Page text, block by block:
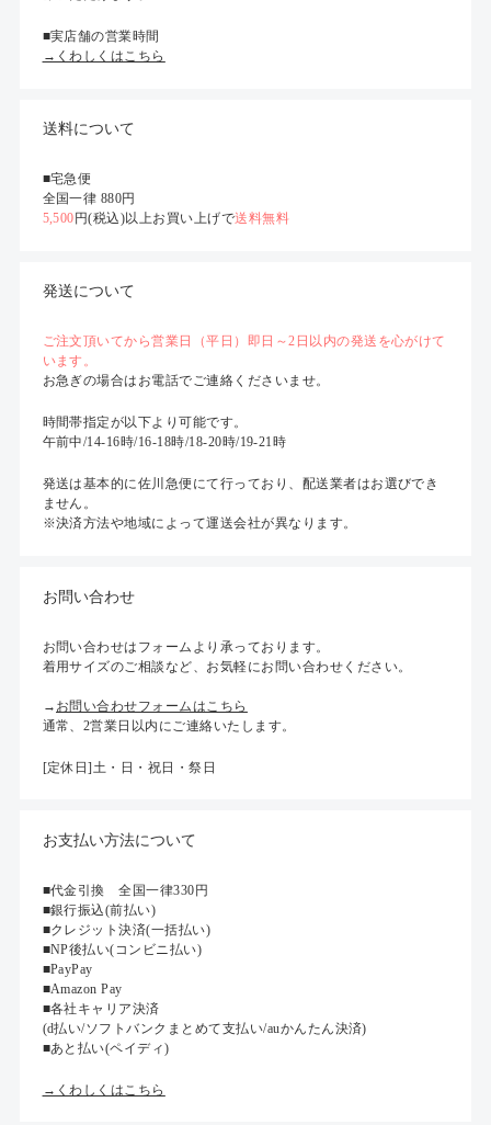
■実店舗の営業時間
→くわしくはこちら
送料について
■宅急便
全国一律 880円
5,500 円(税込)以上お買い上げで送料無料
発送について
ご注文頂いてから営業日（平日）即日～2日以内の発送を心がけて
います。
お急ぎの場合はお電話でご連絡くださいませ。
時間帯指定が以下より可能です。
午前中/14-16時/16-18時/18-20時/19-21時
発送は基本的に佐川急便にて行っており、配送業者はお選びでき
ません。
※決済方法や地域によって運送会社が異なります。
お問い合わせ
お問い合わせはフォームより承っております。
着用サイズのご相談など、お気軽にお問い合わせください。
→ お問い合わせフォームはこちら
通常、2営業日以内にご連絡いたします。
[定休日]土・日・祝日・祭日
お支払い方法について
■代金引換 全国一律330円
■銀行振込(前払い)
■クレジット決済(一括払い)
■NP後払い(コンビニ払い)
■PayPay
■Amazon Pay
■各社キャリア決済
(d払い/ソフトバンクまとめて支払い/auかんたん決済)
■あと払い(ペイディ)
→くわしくはこちら